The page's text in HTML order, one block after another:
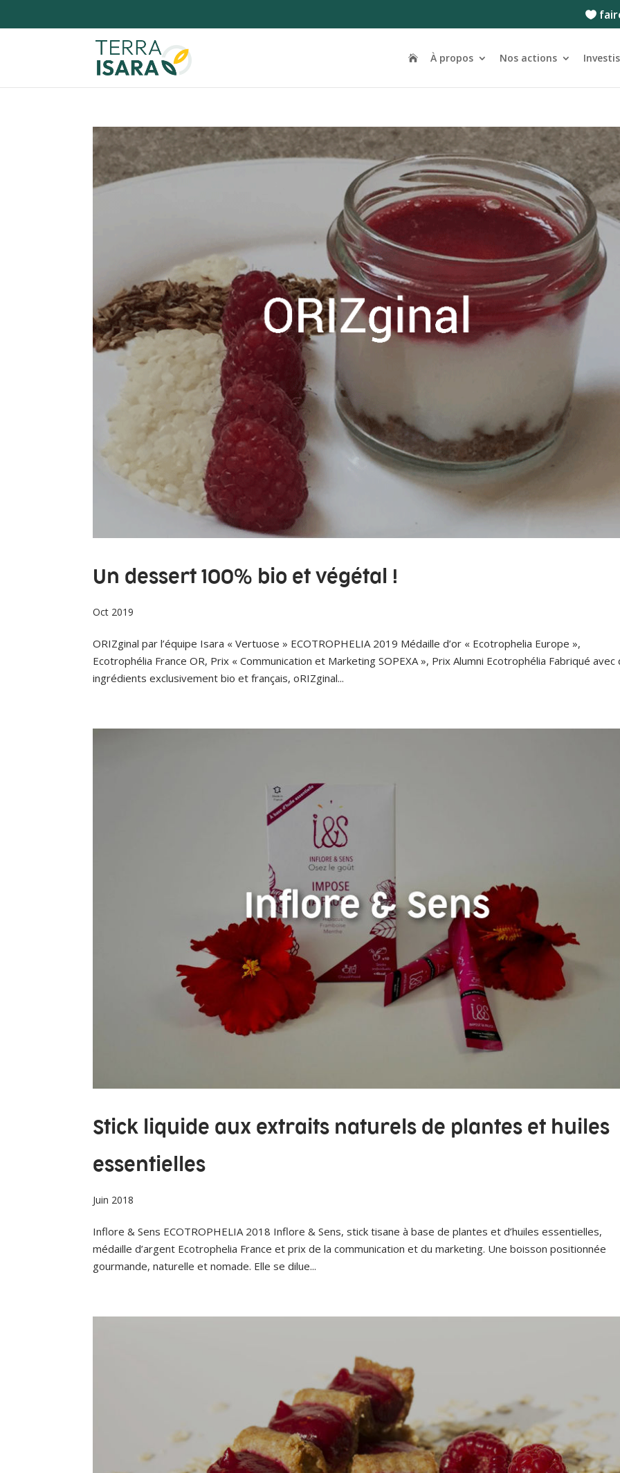
À propos Nos actions
Un dessert 100% bio et végétal !
Oct 2019
ORIZginal par l’équipe Isara « Vertuose » ECOTROPHELIA 2019 Médaille d’or « Ecotrophelia Europe »,
Ecotrophélia France OR, Prix « Communication et Marketing SOPEXA », Prix Alumni Ecotrophélia Fabriqué avec
ingrédients exclusivement bio et français, oRIZginal...
Stick liquide aux extraits naturels de plantes et huiles
essentielles
Juin 2018
Inflore & Sens ECOTROPHELIA 2018 Inflore & Sens, stick tisane à base de plantes et d’huiles essentielles,
médaille d’argent Ecotrophelia France et prix de la communication et du marketing. Une boisson positionnée
gourmande, naturelle et nomade. Elle se dilue...